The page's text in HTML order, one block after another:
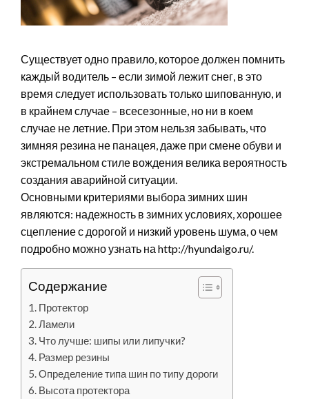
Существует одно правило, которое должен помнить
каждый водитель – если зимой лежит снег, в это
время следует использовать только шипованную, и
в крайнем случае – всесезонные, но ни в коем
случае не летние. При этом нельзя забывать, что
зимняя резина не панацея, даже при смене обуви и
экстремальном стиле вождения велика вероятность
создания аварийной ситуации.
Основными критериями выбора зимних шин
являются: надежность в зимних условиях, хорошее
сцепление с дорогой и низкий уровень шума, о чем
подробно можно узнать на http://hyundaigo.ru/.
Содержание
Протектор
Ламели
Что лучше: шипы или липучки?
Размер резины
Определение типа шин по типу дороги
Высота протектора